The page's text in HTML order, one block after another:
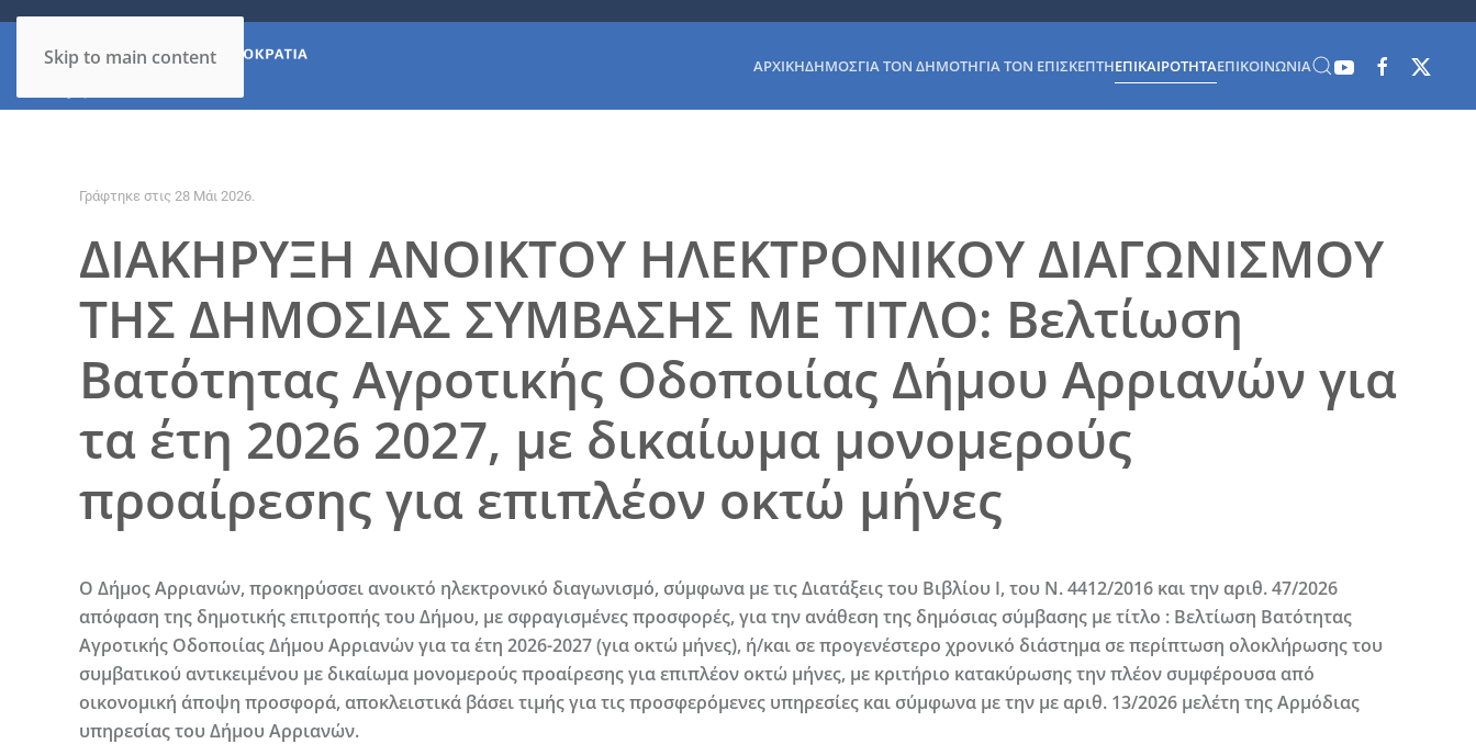
Skip to main content ΑΡΧΙΚΉΔΉΜΟΣΓΙΑ ΤΟΝ ΔΗΜΌΤΗΓΙΑ ΤΟΝ ΕΠΙΣΚΈΠΤΗΕΠΙΚΑΙΡΌΤΗΤΑΕΠΙΚΟΙΝΩΝΊΑ
Γράφτηκε στις 28 Μάι 2026.
ΔΙΑΚΗΡΥΞΗ ΑΝΟΙΚΤΟΥ ΗΛΕΚΤΡΟΝΙΚΟΥ ΔΙΑΓΩΝΙΣΜΟΥ
ΤΗΣ ΔΗΜΟΣΙΑΣ ΣΥΜΒΑΣΗΣ ΜΕ ΤΙΤΛΟ: Βελτίωση
Βατότητας Αγροτικής Οδοποιίας Δήμου Αρριανών για
τα έτη 2026 2027, με δικαίωμα μονομερούς
προαίρεσης για επιπλέον οκτώ μήνες
Ο Δήμος Αρριανών, προκηρύσσειανοικτό ηλεκτρονικό διαγωνισμό, σύμφωνα με τις Διατάξεις του Βιβλίου Ι, του Ν. 4412/2016 και την αριθ. 47/2026
απόφαση της δημοτικής επιτροπής του Δήμου, με σφραγισμένες προσφορές, για την ανάθεση της δημόσιας σύμβασης με τίτλο : Βελτίωση Βατότητας
Αγροτικής Οδοποιίας Δήμου Αρριανών για τα έτη 2026-2027 (για οκτώ μήνες), ή/και σε προγενέστερο χρονικό διάστημα σε περίπτωση ολοκλήρωσης του
συμβατικού αντικειμένου με δικαίωμα μονομερούς προαίρεσης για επιπλέον οκτώ μήνες, με κριτήριο κατακύρωσης την πλέον συμφέρουσα από
οικονομική άποψη προσφορά, αποκλειστικά βάσει τιμής για τις προσφερόμενες υπηρεσίες και σύμφωνα με την με αριθ. 13/2026 μελέτη της Αρμόδιας
υπηρεσίας του Δήμου Αρριανών.